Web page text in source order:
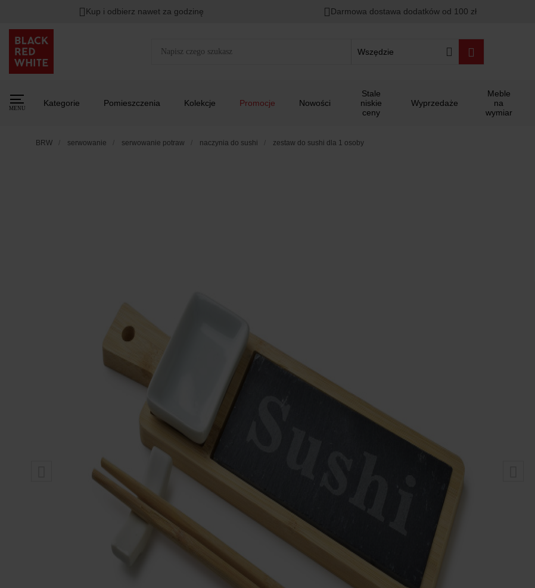
Kup i odbierz nawet za godzinę Darmowa dostawa dodatków od 100 zł
Wszędzie
MENU
Kategorie Pomieszczenia Kolekcje Promocje Nowości
Stale
niskie
ceny
Wyprzedaże
Meble
na
wymiar
BRW serwowanie serwowanie potraw naczynia do sushi zestaw do sushi dla 1 osoby